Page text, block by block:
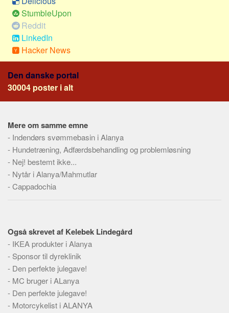
Pension og opsparing
Forbrug
Social sikring og sundhed
Transport
Alle
Aspekter
Økonomi
Jura og regler
Skatter og afgifter
Statistik
Praktisk
Meta
Dokumenttyper
Emner
Skribenter
Personer
Steder
StumbleUpon
Reddit
LinkedIn
Hacker News
Den danske portal
30004 poster i alt
Mere om samme emne
- Indendørs svømmebasin i Alanya
- Hundetræning, Adfærdsbehandling og problemløsning
- Nej! bestemt ikke...
- Nytår i Alanya/Mahmutlar
-Cappadochia
Også skrevet af Kelebek Lindegård
- IKEA produkter i Alanya
- Sponsor til dyreklinik
- Den perfekte julegave!
- MC bruger i ALanya
- Den perfekte julegave!
- Motorcykelist i ALANYA